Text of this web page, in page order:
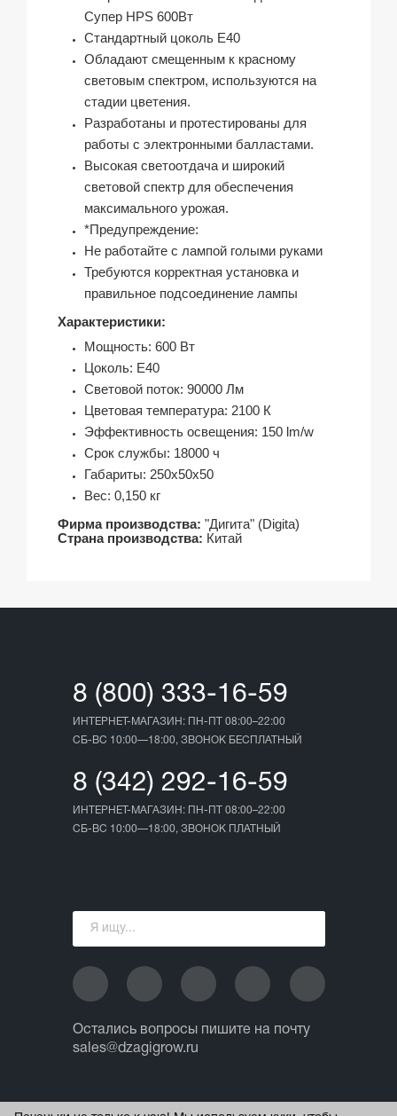
Супер HPS 600Вт
Стандартный цоколь E40
Обладают смещенным к красному
световым спектром, используются на
стадии цветения.
Разработаны и протестированы для
работы с электронными балластами.
Высокая светоотдача и широкий
световой спектр для обеспечения
максимального урожая.
*Предупреждение:
Не работайте с лампой голыми руками
Требуются корректная установка и
правильное подсоединение лампы
Характеристики:
Мощность: 600 Вт
Цоколь: Е40
Световой поток: 90000 Лм
Цветовая температура: 2100 К
Эффективность освещения: 150 lm/w
Срок службы: 18000 ч
Габариты: 250х50х50
Вес: 0,150 кг
Фирма производства: "Дигита" (Digita)
Страна производства: Китай
8 (800) 333-16-59
ИНТЕРНЕТ-МАГАЗИН: ПН-ПТ 08:00–22:00
СБ-ВС 10:00—18:00, ЗВОНОК БЕСПЛАТНЫЙ
8 (342) 292-16-59
ИНТЕРНЕТ-МАГАЗИН: ПН-ПТ 08:00–22:00
СБ-ВС 10:00—18:00, ЗВОНОК ПЛАТНЫЙ
Остались вопросы пишите на почту
sales@dzagigrow.ru
© 2013 - 2026 ИП Ежов А.А.